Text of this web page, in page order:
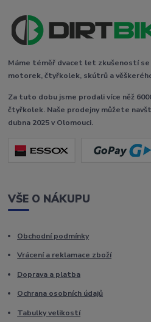
Máme téměř dvacet let zkušeností
motorek, čtyřkolek, skútrů a
Za tuto dobu jsme prodali více něž
čtyřkolek. Naše prodejny můžete
dubna 2025 v Olomouci.
VŠE O NÁKUPU
Obchodní podmínky
Vrácení a reklamace zboží
Doprava a platba
Ochrana osobních údajů
Tabulky velikostí